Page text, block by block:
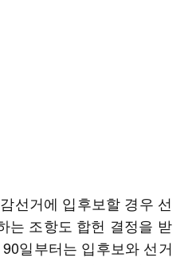
선거에 입후보할 경우 선
는 조항도 합헌 결정을 받
일부터는 입후보와 선거